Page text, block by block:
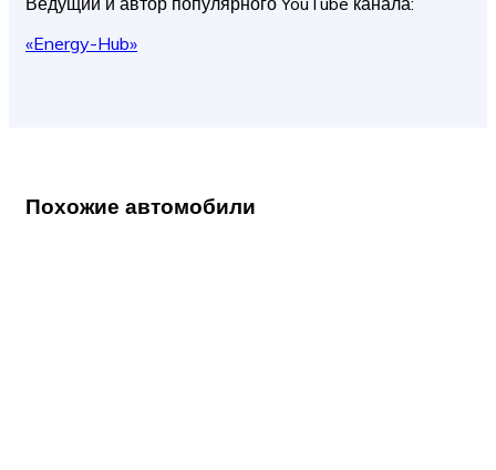
«Energy-Hub»
Похожие автомобили